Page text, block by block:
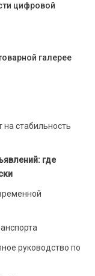
цифровой
галерее
стабильность
где
руководство по